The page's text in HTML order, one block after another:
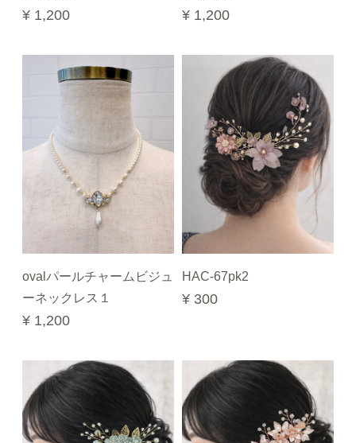
¥ 1,200 ¥ 1,200
ovalパールチャームビジュ
ーネックレス１
¥ 1,200
HAC-67pk2
¥ 300